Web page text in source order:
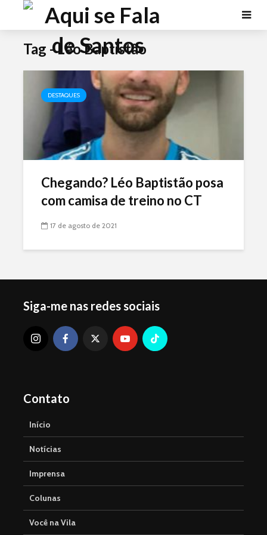
Tag - Léo Baptistão
DESTAQUES
Chegando? Léo Baptistão posa
com camisa de treino no CT
17 de agosto de 2021
Siga-me nas redes sociais
Contato
Início
Notícias
Imprensa
Colunas
Você na Vila